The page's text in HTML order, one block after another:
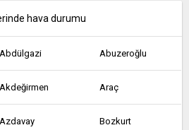
hava durumu
Abdülgazi Abuzeroğlu
Akdeğirmen Araç
Azdavay Bozkurt